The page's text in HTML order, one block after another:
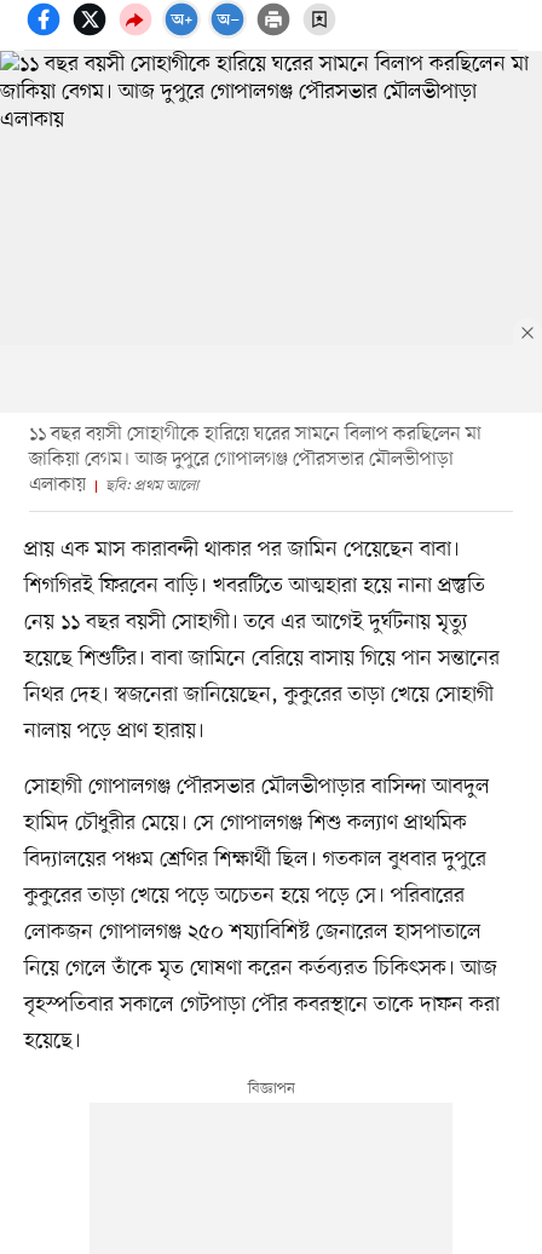
১১ বছর বয়সী সোহাগীকে হারিয়ে ঘরের সামনে বিলাপ করছিলেন মা
জাকিয়া বেগম। আজ দুপুরে গোপালগঞ্জ পৌরসভার মৌলভীপাড়া
এলাকায়
ছবি: প্রথম আলো
প্রায় এক মাস কারাবন্দী থাকার পর জামিন পেয়েছেন বাবা।
শিগগিরই ফিরবেন বাড়ি। খবরটিতে আত্মহারা হয়ে নানা প্রস্তুতি
নেয় ১১ বছর বয়সী সোহাগী। তবে এর আগেই দুর্ঘটনায় মৃত্যু
হয়েছে শিশুটির। বাবা জামিনে বেরিয়ে বাসায় গিয়ে পান সন্তানের
নিথর দেহ। স্বজনেরা জানিয়েছেন, কুকুরের তাড়া খেয়ে সোহাগী
নালায় পড়ে প্রাণ হারায়।
সোহাগী গোপালগঞ্জ পৌরসভার মৌলভীপাড়ার বাসিন্দা আবদুল
হামিদ চৌধুরীর মেয়ে। সে গোপালগঞ্জ শিশু কল্যাণ প্রাথমিক
বিদ্যালয়ের পঞ্চম শ্রেণির শিক্ষার্থী ছিল। গতকাল বুধবার দুপুরে
কুকুরের তাড়া খেয়ে পড়ে অচেতন হয়ে পড়ে সে। পরিবারের
লোকজন গোপালগঞ্জ ২৫০ শয্যাবিশিষ্ট জেনারেল হাসপাতালে
নিয়ে গেলে তাঁকে মৃত ঘোষণা করেন কর্তব্যরত চিকিৎসক। আজ
বৃহস্পতিবার সকালে গেটপাড়া পৌর কবরস্থানে তাকে দাফন করা
হয়েছে।